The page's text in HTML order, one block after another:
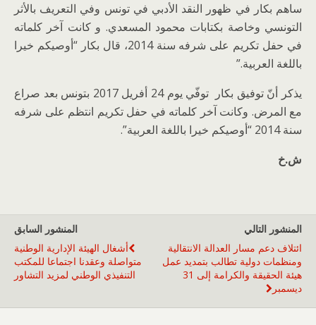
ساهم بكار في ظهور النقد الأدبي في تونس وفي التعريف بالأثر
التونسي وخاصة بكتابات محمود المسعدي. و كانت آخر كلماته
في حفل تكريم على شرفه سنة 2014، قال بكار “أوصيكم خيرا
باللغة العربية.”
يذكر أنّ توفيق بكار توفّي يوم 24 أفريل 2017 بتونس بعد صراع
مع المرض. وكانت آخر كلماته في حفل تكريم انتظم على شرفه
سنة 2014 “أوصيكم خيرا باللغة العربية”.
ش.خ
المنشور السابق
أشغال الهيئة الإدارية الوطنية
متواصلة وعقدنا اجتماعا للمكتب
التنفيذي الوطني لمزيد التشاور
المنشور التالي
ائتلاف دعم مسار العدالة الانتقالية
ومنظمات دولية تطالب بتمديد عمل
هيئة الحقيقة والكرامة إلى 31
ديسمبر